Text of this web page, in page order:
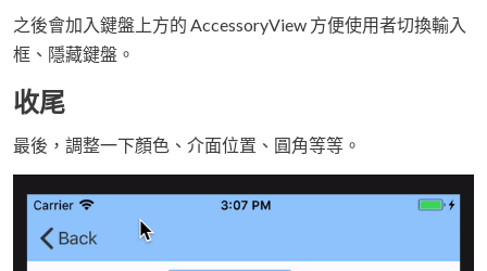
之後會加入鍵盤上方的 AccessoryView 方便使用者切換輸入
框、隱藏鍵盤。
收尾
最後，調整一下顏色、介面位置、圓角等等。